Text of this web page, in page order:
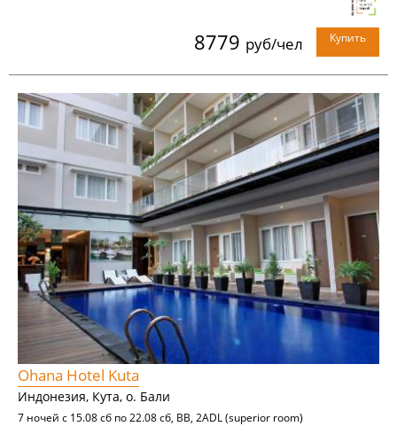
8779 руб/чел Купить
Ohana Hotel Kuta
Индонезия, Кута, о. Бали
7 ночей с 15.08 сб по 22.08 сб, BB, 2ADL (superior room)